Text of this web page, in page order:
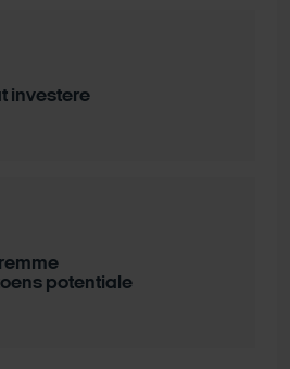
investere
potentiale